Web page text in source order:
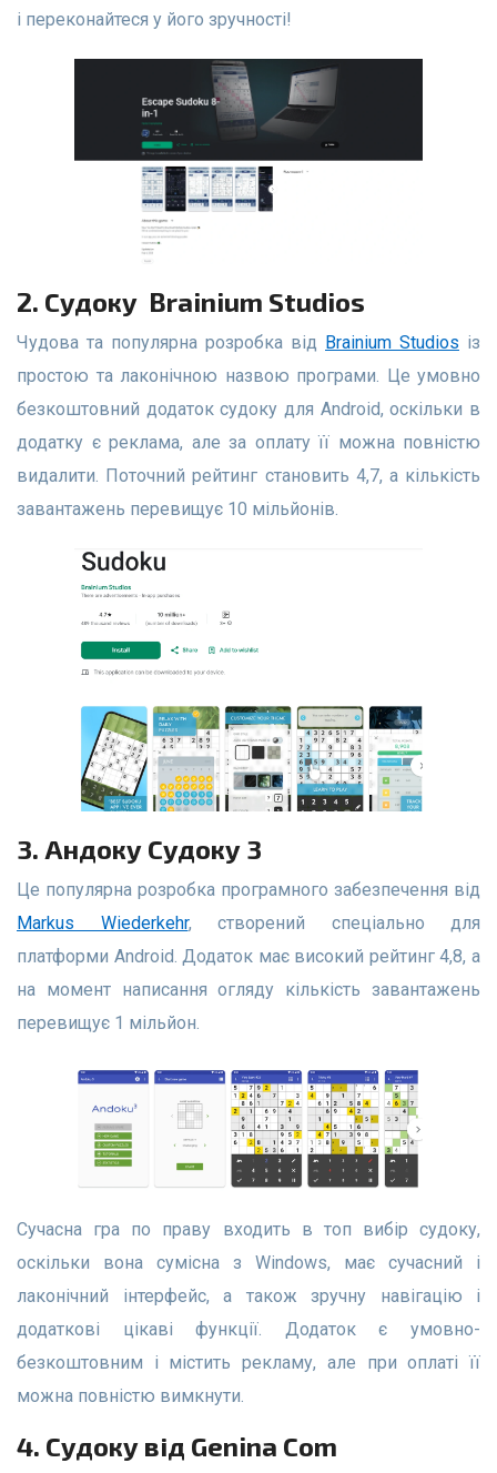
і переконайтеся у його зручності!
2. Судоку Brainium Studios
Чудова та популярна розробка від Brainium Studios із
простою та лаконічною назвою програми. Це умовно
безкоштовний додаток судоку для Android, оскільки в
додатку є реклама, але за оплату її можна повністю
видалити. Поточний рейтинг становить 4,7, а кількість
завантажень перевищує 10 мільйонів.
3. Андоку Судоку 3
Це популярна розробка програмного забезпечення від
Markus Wiederkehr, створений спеціально для
платформи Android. Додаток має високий рейтинг 4,8, а
на момент написання огляду кількість завантажень
перевищує 1 мільйон.
Сучасна гра по праву входить в топ вибір судоку,
оскільки вона сумісна з Windows, має сучасний і
лаконічний інтерфейс, а також зручну навігацію і
додаткові цікаві функції. Додаток є умовно-
безкоштовним і містить рекламу, але при оплаті її
можна повністю вимкнути.
4. Судоку від Genina Com